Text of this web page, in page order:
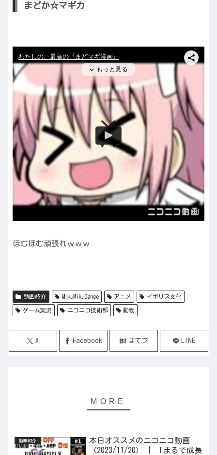
まどか☆マギカ
ほむほむ頑張れｗｗｗ
動画紹介 MikuMikuDance アニメ イギリス文化
ゲーム実況 ニコニコ技術部 動物
X Facebook はてブ LINE
動画紹介
本日オススメのニコニコ動画
（2023/11/20） | 「まるで成長